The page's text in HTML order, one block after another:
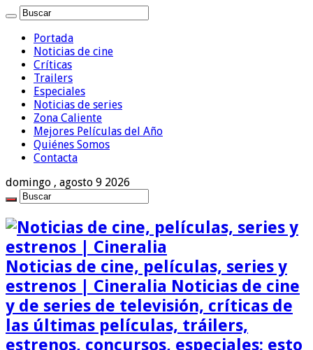
Portada
Noticias de cine
Críticas
Trailers
Especiales
Noticias de series
Zona Caliente
Mejores Películas del Año
Quiénes Somos
Contacta
domingo , agosto 9 2026
Noticias de cine, películas, series y
estrenos | Cineralia Noticias de cine
y de series de televisión, críticas de
las últimas películas, tráilers,
estrenos, concursos, especiales; esto